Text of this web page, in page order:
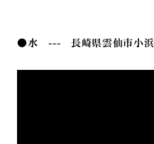
●水 --- 長崎県雲仙市小浜